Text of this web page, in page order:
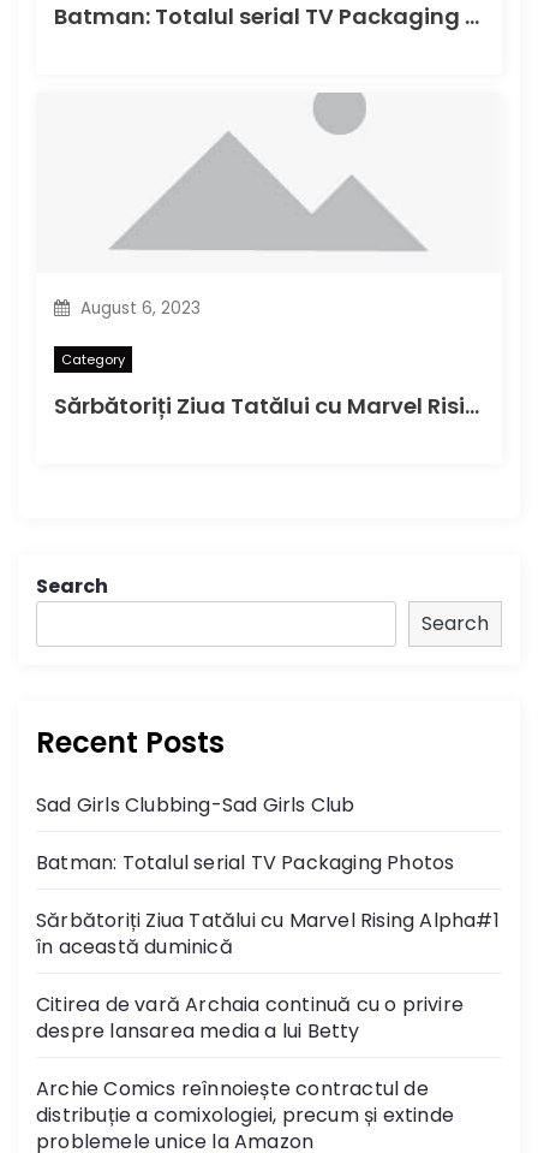
Batman: Totalul serial TV Packaging Photos
August 6, 2023
Category
Sărbătoriți Ziua Tatălui cu Marvel Rising Alpha#1 în această duminică
Search
Search
Recent Posts
Sad Girls Clubbing-Sad Girls Club
Batman: Totalul serial TV Packaging Photos
Sărbătoriți Ziua Tatălui cu Marvel Rising Alpha#1
în această duminică
Citirea de vară Archaia continuă cu o privire
despre lansarea media a lui Betty
Archie Comics reînnoiește contractul de
distribuție a comixologiei, precum și extinde
problemele unice la Amazon